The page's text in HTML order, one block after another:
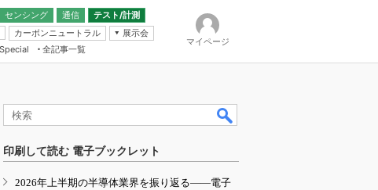
センシング
通信
テスト/計測
カーボンニュートラル
展示会
コンピューティング
Special
全記事一覧
マイページ
印刷して読む 電子ブックレット
2026年上半期の半導体業界を振り返る――電子